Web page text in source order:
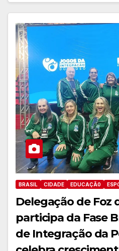
BRASIL CIDADE EDUCAÇÃ0
Delegação de Foz
participa da Fase
de Integração da